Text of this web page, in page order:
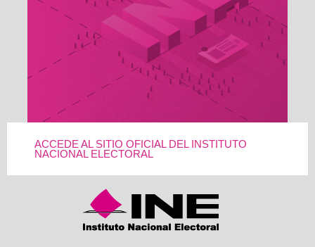
ACCEDE AL SITIO OFICIAL DEL INSTITUTO
NACIONAL ELECTORAL